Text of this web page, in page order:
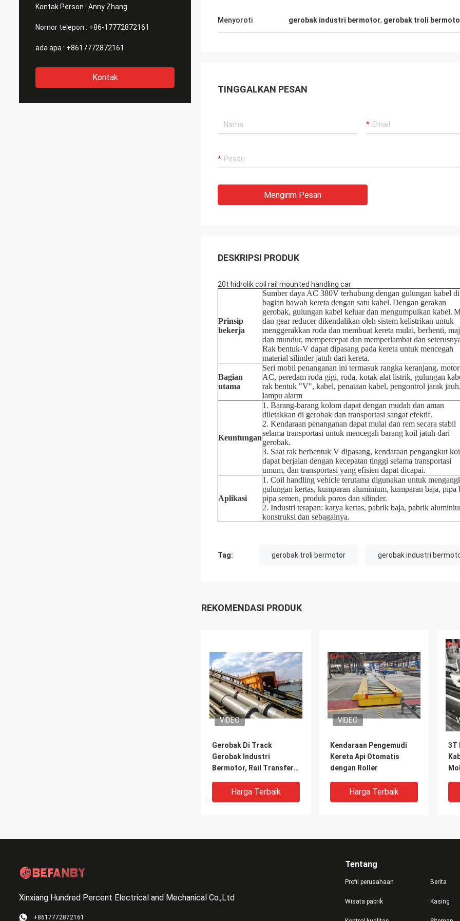
Kontak Person : Anny Zhang
Nomor telepon : +86-17772872161
ada apa : +8617772872161
Kontak
Menyoroti gerobak industri bermotor, gerobak troli
TINGGALKAN PESAN
Mengirim Pesan
DESKRIPSI PRODUK
20t hidrolik coil rail mounted handling car
Prinsip
bekerja
Sumber daya AC 380V terhubung dengan gulungan kabel di
bagian bawah kereta dengan satu kabel. Dengan gerakan
gerobak, gulungan kabel keluar dan mengumpulkan kabel.
dan gear reducer dikendalikan oleh sistem kelistrikan untuk
menggerakkan roda dan membuat kereta mulai, berhenti,
dan mundur, mempercepat dan memperlambat dan
Rak bentuk-V dapat dipasang pada kereta untuk mencegah
material silinder jatuh dari kereta.
Bagian
utama
Seri mobil penanganan ini termasuk rangka keranjang, motor
AC, peredam roda gigi, roda, kotak alat listrik, gulungan
rak bentuk "V", kabel, penataan kabel, pengontrol jarak
lampu alarm
Keuntungan
1. Barang-barang kolom dapat dengan mudah dan aman
diletakkan di gerobak dan transportasi sangat efektif.
2. Kendaraan penanganan dapat mulai dan rem secara stabil
selama transportasi untuk mencegah barang koil jatuh dari
gerobak.
3. Saat rak berbentuk V dipasang, kendaraan pengangkut
dapat berjalan dengan kecepatan tinggi selama transportasi
umum, dan transportasi yang efisien dapat dicapai.
Aplikasi
1. Coil handling vehicle terutama digunakan untuk
gulungan kertas, kumparan aluminium, kumparan baja, pipa
pipa semen, produk poros dan silinder.
2. Industri terapan: karya kertas, pabrik baja, pabrik
konstruksi dan sebagainya.
Tag: gerobak troli bermotor gerobak industri
REKOMENDASI PRODUK
VIDEO
Gerobak Di Track
Gerobak Industri
Bermotor, Rail Transfer
Kemiringan
Harga Terbaik
VIDEO
Kendaraan Pengemudi
Kereta Api Otomatis
dengan Roller
Harga Terbaik
3T
Xinxiang Hundred Percent Electrical and Mechanical Co.,Ltd
+8617772872161
Tentang
Profil perusahaan
Wisata pabrik
Berita
Kasing